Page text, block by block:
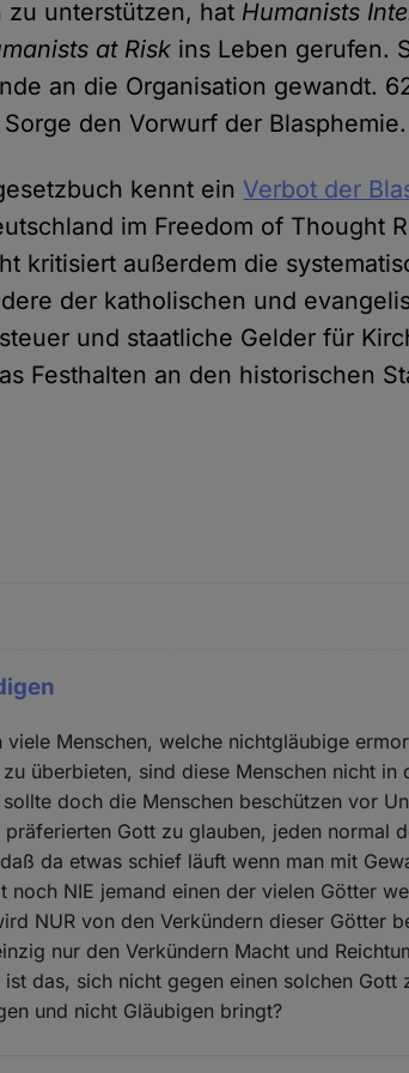
zu unterstützen, hat Humanists
at Risk ins Leben gerufen.
an die Organisation gewandt.
den Vorwurf der Blasphemie.
kennt ein Verbot der
im Freedom of Thought
kritisiert außerdem die
der katholischen und
und staatliche Gelder für
Festhalten an den historischen
Menschen, welche nichtgläubige
überbieten, sind diese Menschen nicht in
doch die Menschen beschützen vor
Gott zu glauben, jeden normal
da etwas schief läuft wenn man mit
noch NIE jemand einen der vielen Götter
NUR von den Verkündern dieser Götter
nur den Verkündern Macht und
das, sich nicht gegen einen solchen Gott
und nicht Gläubigen bringt?